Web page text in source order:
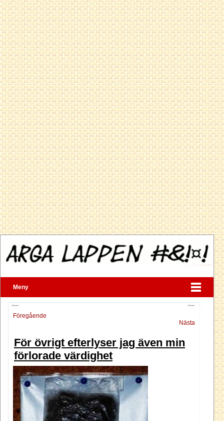
Meny
Föregående
Nästa
För övrigt efterlyser jag även min
förlorade värdighet